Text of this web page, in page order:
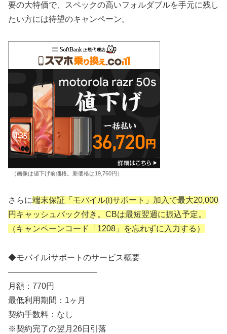
要の大特価で、スペックの高いフォルダブルを手元に残し
たい方には待望のキャンペーン。
（画像は値下げ前価格。新価格は19,760円）
さらに端末保証「モバイル(i)サポート」加入で最大20,000
円キャッシュバック付き。CBは最短翌週に振込予定。
（キャンペーンコード「1208」を忘れずに入力する）
◆モバイルiサポートのサービス概要
———————————
月額：770円
最低利用期間：1ヶ月
契約手数料：なし
※契約完了の翌月26日引落